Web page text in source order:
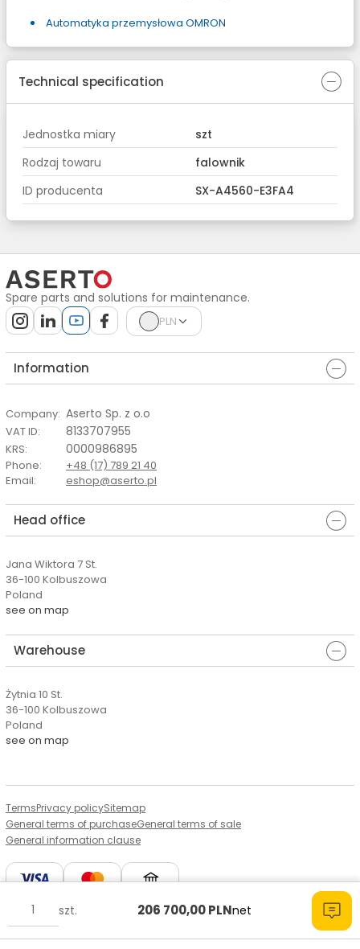
Automatyka przemysłowa OMRON
Technical specification
Jednostka miary
szt
Rodzaj towaru
falownik
ID producenta
SX-A4560-E3FA4
szt. 206 700,00 PLNnet
Spare parts and solutions for maintenance.
PLN
Information
Company: Aserto Sp. z o.o
VAT ID: 8133707955
KRS: 0000986895
Phone:
+48 (17) 789 21 40
Email: eshop@aserto.pl
Head office
Jana Wiktora 7 St.
36-100 Kolbuszowa
Poland
see on map
Warehouse
Żytnia 10 St.
36-100 Kolbuszowa
Poland
see on map
TermsPrivacy policySitemap
General terms of purchaseGeneral terms of sale
General information clause
© Copyright by Aserto, 2026